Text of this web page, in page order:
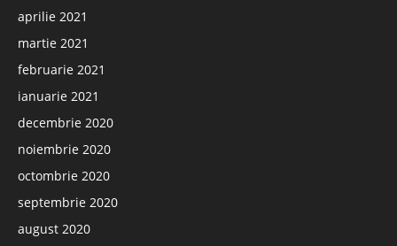
aprilie 2021
martie 2021
februarie 2021
ianuarie 2021
decembrie 2020
noiembrie 2020
octombrie 2020
septembrie 2020
august 2020